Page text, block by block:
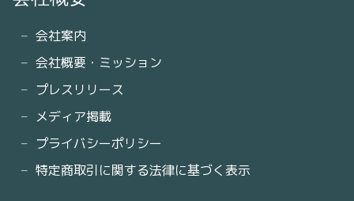
会社案内
会社概要・ミッション
プレスリリース
メディア掲載
プライバシーポリシー
特定商取引に関する法律に基づく表示